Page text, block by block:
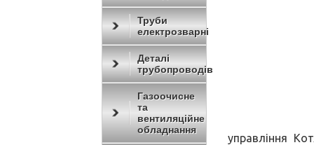
Труби
електрозварні
Деталі
трубопроводів
Газоочисне
та
вентиляційне
обладнання
управління